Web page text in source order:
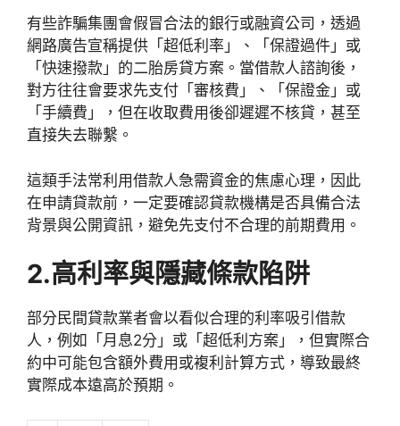
有些詐騙集團會假冒合法的銀行或融資公司，透過
網路廣告宣稱提供「超低利率」、「保證過件」或
「快速撥款」的二胎房貸方案。當借款人諮詢後，
對方往往會要求先支付「審核費」、「保證金」或
「手續費」，但在收取費用後卻遲遲不核貸，甚至
直接失去聯繫。
這類手法常利用借款人急需資金的焦慮心理，因此
在申請貸款前，一定要確認貸款機構是否具備合法
背景與公開資訊，避免先支付不合理的前期費用。
2.高利率與隱藏條款陷阱
部分民間貸款業者會以看似合理的利率吸引借款
人，例如「月息2分」或「超低利方案」，但實際合
約中可能包含額外費用或複利計算方式，導致最終
實際成本遠高於預期。